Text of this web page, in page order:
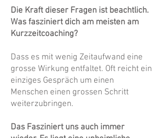
Die Kraft dieser Fragen ist beachtlich.
Was fasziniert dich am meisten am
Kurzzeitcoaching?
Dass es mit wenig Zeitaufwand eine
grosse Wirkung entfaltet. Oft reicht ein
einziges Gespräch um einen
Menschen einen grossen Schritt
weiterzubringen.
Das Fasziniert uns auch immer